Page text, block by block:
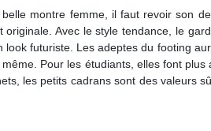
montre femme, il faut revoir son
Avec le style tendance, le
futuriste. Les adeptes du footing
Pour les étudiants, elles font plus
les petits cadrans sont des valeurs